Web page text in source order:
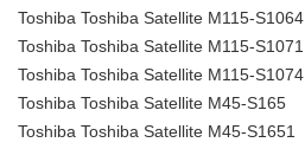
Toshiba Toshiba Satellite M115-S1064
Toshiba Toshiba Satellite M115-S1071
Toshiba Toshiba Satellite M115-S1074
Toshiba Toshiba Satellite M45-S165
Toshiba Toshiba Satellite M45-S1651